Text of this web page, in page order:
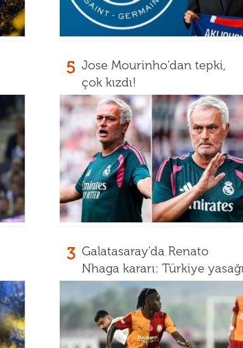
5 Jose Mourinho'dan tepki,
çok kızdı!
3 Galatasaray'da Renato
Nhaga kararı: Türkiye yasağı